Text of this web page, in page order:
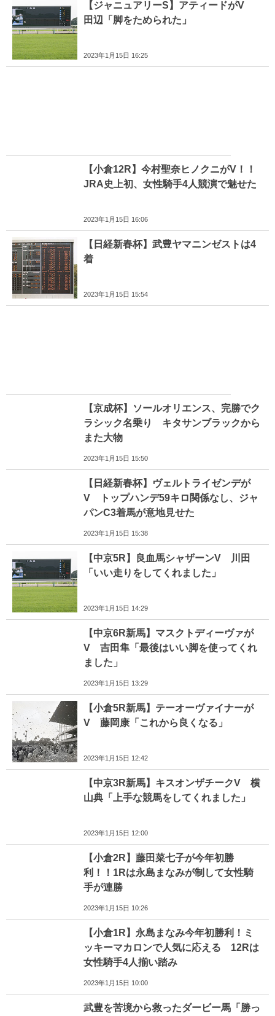
【ジャニュアリーS】アティードがV
田辺「脚をためられた」
2023年1月15日 16:25
【小倉12R】今村聖奈ヒノクニがV！！
JRA史上初、女性騎手4人競演で魅せた
2023年1月15日 16:06
【日経新春杯】武豊ヤマニンゼストは4
着
2023年1月15日 15:54
【京成杯】ソールオリエンス、完勝でク
ラシック名乗り キタサンブラックから
また大物
2023年1月15日 15:50
【日経新春杯】ヴェルトライゼンデが
V トップハンデ59キロ関係なし、ジャ
パンC3着馬が意地見せた
2023年1月15日 15:38
【中京5R】良血馬シャザーンV 川田
「いい走りをしてくれました」
2023年1月15日 14:29
【中京6R新馬】マスクトディーヴァが
V 吉田隼「最後はいい脚を使ってくれ
ました」
2023年1月15日 13:29
【小倉5R新馬】テーオーヴァイナーが
V 藤岡康「これから良くなる」
2023年1月15日 12:42
【中京3R新馬】キスオンザチークV 横
山典「上手な競馬をしてくれました」
2023年1月15日 12:00
【小倉2R】藤田菜七子が今年初勝
利！！1Rは永島まなみが制して女性騎
手が連勝
2023年1月15日 10:26
【小倉1R】永島まなみ今年初勝利！ミ
ッキーマカロンで人気に応える 12Rは
女性騎手4人揃い踏み
2023年1月15日 10:00
武豊を苦境から救ったダービー馬「勝っ